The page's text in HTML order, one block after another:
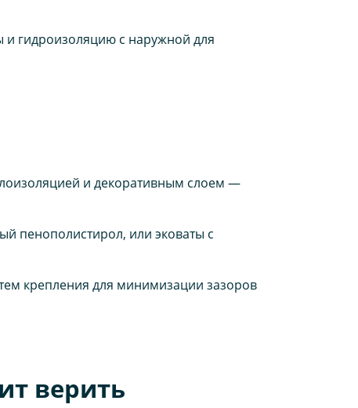
и гидроизоляцию с наружной для
и декоративным слоем —
пенополистирол, или эковаты с
крепления для минимизации зазоров
верить